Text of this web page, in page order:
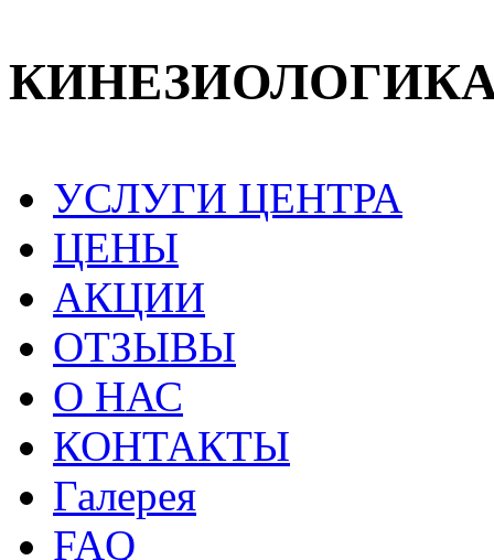
УСЛУГИ ЦЕНТРА
ЦЕНЫ
АКЦИИ
ОТЗЫВЫ
О НАС
КОНТАКТЫ
Галерея
FAQ